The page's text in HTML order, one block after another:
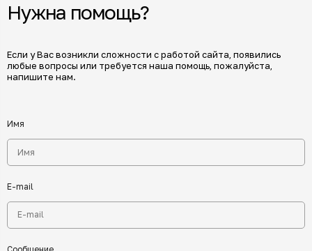
Нужна помощь?
Если у Вас возникли сложности с работой сайта, появились
любые вопросы или требуется наша помощь, пожалуйста,
напишите нам.
Имя
E-mail